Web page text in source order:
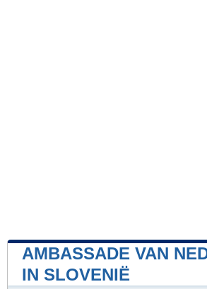
AMBASSADE VAN
IN SLOVENIË